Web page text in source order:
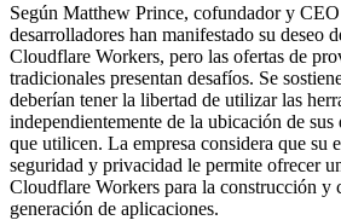
Según Matthew Prince, cofundador y
desarrolladores han manifestado su deseo
Cloudflare Workers, pero las ofertas de
tradicionales presentan desafíos. Se
deberían tener la libertad de utilizar las
independientemente de la ubicación de
que utilicen. La empresa considera que su
seguridad y privacidad le permite ofrecer
Cloudflare Workers para la construcción y
generación de aplicaciones.